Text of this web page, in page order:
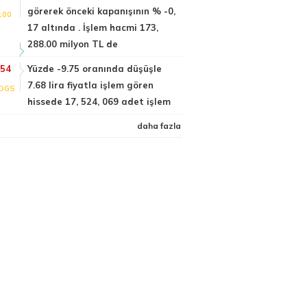
görerek önceki kapanışının % -0,
17 altında . İşlem hacmi 173,
288.00 milyon TL de
Yüzde -9.75 oranında düşüşle
7.68 lira fiyatla işlem gören
hissede 17, 524, 069 adet işlem
daha fazla